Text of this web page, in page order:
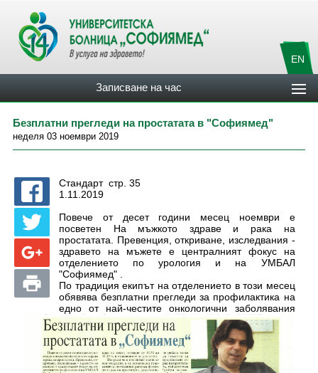
EN
Записване на час
Безплатни прегледи на простатата в "Софиямед"
неделя 03 ноември 2019
Стандарт стр. 35
1.11.2019
Повече от десет години месец ноември е
посветен На мъжкото здраве и рака на
простатата. Превенция, откриване, изследвания -
здравето на мъжете е централният фокус на
отделението по урология и на УМБАЛ
"Софиямед" .
По традиция екипът на отделението в този месец
обявява безплатни прегледи за профилактика на
едно от най-честите онкологични заболявания